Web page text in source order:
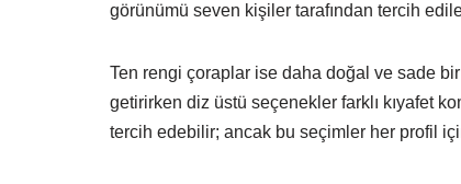
görünümü seven kişiler tarafından tercih
Ten rengi çoraplar ise daha doğal ve sade
getirirken diz üstü seçenekler farklı kıyafet
tercih edebilir; ancak bu seçimler her profil